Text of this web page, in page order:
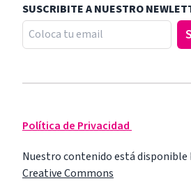
SUSCRIBITE A NUESTRO
Política de Privacidad
Nuestro contenido está disponible
Creative Commons